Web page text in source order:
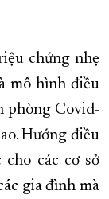
chứng nhẹ
mô hình điều
phòng Covid-
Hướng điều
các cơ sở
gia đình mà